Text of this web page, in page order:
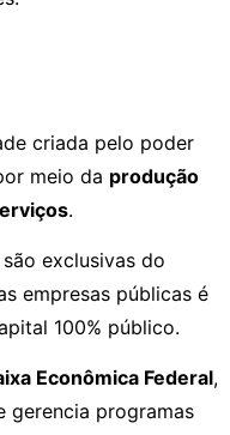
criada pelo poder
meio da produção
.
exclusivas do
empresas públicas é
100% público.
Econômica Federal,
gerencia programas